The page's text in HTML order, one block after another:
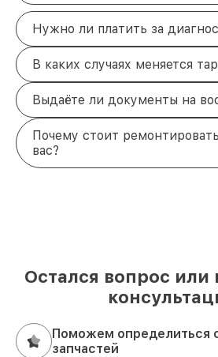
Нужно ли платить за
В каких случаях меняется
Выдаёте ли документы на
Почему стоит
вас?
Остался вопрос
Поможем определиться
запчастей